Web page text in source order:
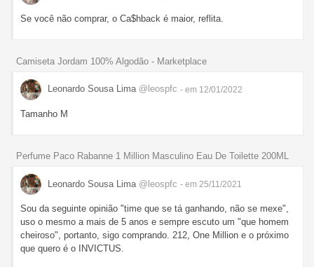
Se você não comprar, o Ca$hback é maior, reflita.
Camiseta Jordam 100% Algodão - Marketplace
Leonardo Sousa Lima @leospfc - em 12/01/2022
Tamanho M
Perfume Paco Rabanne 1 Million Masculino Eau De Toilette 200ML
Leonardo Sousa Lima @leospfc - em 25/11/2021
Sou da seguinte opinião "time que se tá ganhando, não se mexe",
uso o mesmo a mais de 5 anos e sempre escuto um "que homem
cheiroso", portanto, sigo comprando. 212, One Million e o próximo
que quero é o INVICTUS.